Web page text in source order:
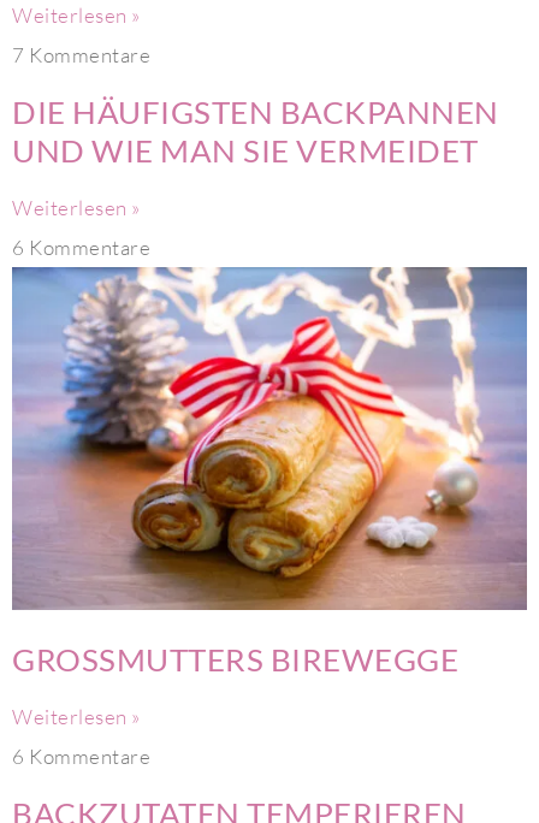
Weiterlesen »
7 Kommentare
DIE HÄUFIGSTEN BACKPANNEN
UND WIE MAN SIE VERMEIDET
Weiterlesen »
6 Kommentare
GROSSMUTTERS BIREWEGGE
Weiterlesen »
6 Kommentare
BACKZUTATEN TEMPERIEREN